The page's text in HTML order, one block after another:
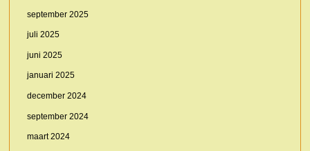
september 2025
juli 2025
juni 2025
januari 2025
december 2024
september 2024
maart 2024